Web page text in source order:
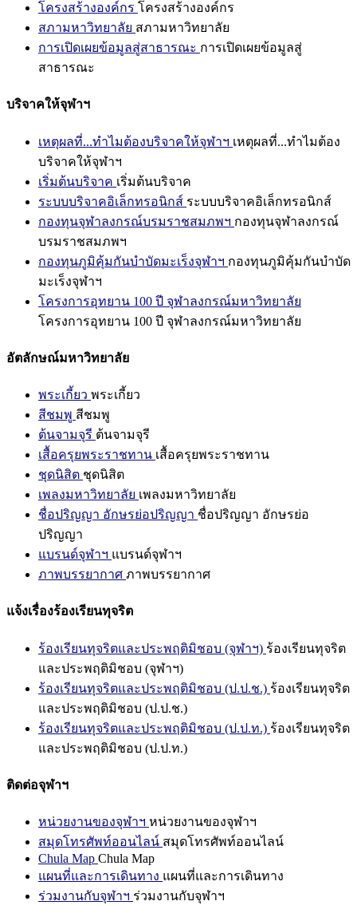
โครงสร้างองค์กร โครงสร้างองค์กร
สภามหาวิทยาลัย สภามหาวิทยาลัย
การเปิดเผยข้อมูลสู่สาธารณะ การเปิดเผยข้อมูลสู่
สาธารณะ
บริจาคให้จุฬาฯ
เหตุผลที่...ทำไมต้องบริจาคให้จุฬาฯ เหตุผลที่...ทำไมต้อง
บริจาคให้จุฬาฯ
เริ่มต้นบริจาค เริ่มต้นบริจาค
ระบบบริจาคอิเล็กทรอนิกส์ ระบบบริจาคอิเล็กทรอนิกส์
กองทุนจุฬาลงกรณ์บรมราชสมภพฯ กองทุนจุฬาลงกรณ์
บรมราชสมภพฯ
กองทุนภูมิคุ้มกันบำบัดมะเร็งจุฬาฯ กองทุนภูมิคุ้มกันบำบัด
มะเร็งจุฬาฯ
โครงการอุทยาน 100 ปี จุฬาลงกรณ์มหาวิทยาลัย
โครงการอุทยาน 100 ปี จุฬาลงกรณ์มหาวิทยาลัย
อัตลักษณ์มหาวิทยาลัย
พระเกี้ยว พระเกี้ยว
สีชมพู สีชมพู
ต้นจามจุรี ต้นจามจุรี
เสื้อครุยพระราชทาน เสื้อครุยพระราชทาน
ชุดนิสิต ชุดนิสิต
เพลงมหาวิทยาลัย เพลงมหาวิทยาลัย
ชื่อปริญญา อักษรย่อปริญญา ชื่อปริญญา อักษรย่อ
ปริญญา
แบรนด์จุฬาฯ แบรนด์จุฬาฯ
ภาพบรรยากาศ ภาพบรรยากาศ
แจ้งเรื่องร้องเรียนทุจริต
ร้องเรียนทุจริตและประพฤติมิชอบ (จุฬาฯ) ร้องเรียนทุจริต
และประพฤติมิชอบ (จุฬาฯ)
ร้องเรียนทุจริตและประพฤติมิชอบ (ป.ป.ช.) ร้องเรียนทุจริต
และประพฤติมิชอบ (ป.ป.ช.)
ร้องเรียนทุจริตและประพฤติมิชอบ (ป.ป.ท.) ร้องเรียนทุจริต
และประพฤติมิชอบ (ป.ป.ท.)
ติดต่อจุฬาฯ
หน่วยงานของจุฬาฯ หน่วยงานของจุฬาฯ
สมุดโทรศัพท์ออนไลน์ สมุดโทรศัพท์ออนไลน์
Chula Map Chula Map
แผนที่และการเดินทาง แผนที่และการเดินทาง
ร่วมงานกับจุฬาฯ ร่วมงานกับจุฬาฯ